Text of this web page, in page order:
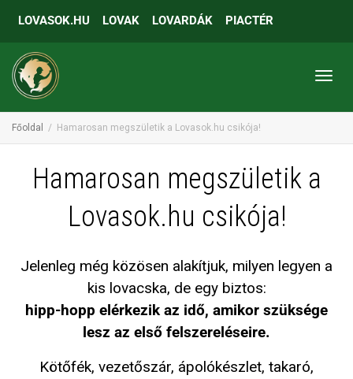
LOVASOK.HU LOVAK LOVARDÁK PIACTÉR
Főoldal Hamarosan megszületik a Lovasok.hu csikója!
Hamarosan megszületik a
Lovasok.hu csikója!
Jelenleg még közösen alakítjuk, milyen legyen a
kis lovacska, de egy biztos:
hipp-hopp elérkezik az idő, amikor szüksége
lesz az első felszereléseire.
Kötőfék, vezetőszár, ápolókészlet, takaró,